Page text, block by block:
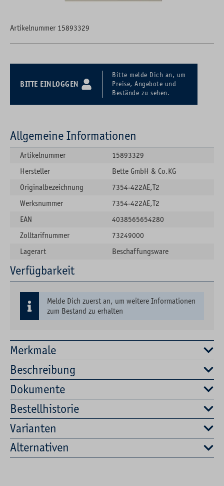
Artikelnummer 15893329
BITTE EINLOGGEN
Bitte melde Dich an, um
Preise, Angebote und
Bestände zu sehen.
Merkmale
Beschreibung
Dokumente
Bestellhistorie
Varianten
Alternativen
Allgemeine Informationen
Artikelnummer
15893329
Hersteller
Bette GmbH & Co.KG
Originalbezeichnung
7354-422AE,T2
Werksnummer
7354-422AE,T2
EAN
4038565654280
Zolltarifnummer
73249000
Lagerart
Beschaffungsware
Verfügbarkeit
Melde Dich zuerst an, um weitere Informationen
zum Bestand zu erhalten